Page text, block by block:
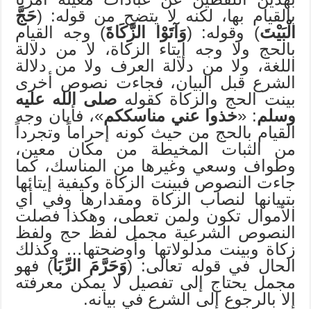
بالقيام بها، لكنه لا يتضح من قوله: (حَجَّ
الْبَيْتَ) وقوله: (وَآتَوْا الزَّكَاةَ) وجه القيام
بالحج ولا وجه إيتاء الزكاة، لا من دلالة
اللغة، ولا من دلالة العرف ولا من دلالة
الشرع قبل البيان، فجاءت نصوص أخرى
بينت الحج والزكاة كقوله صلى الله عليه
وسلم: «خذوا عني مناسككم»، فأبان وجه
القيام بالحج من حيث كونه إحراماً وتجرداً
من الثبات المخيطة من مكان معين،
وطواف وسعي وغيرها من المناسك، كما
جاءت النصوص فبينت الزكاة وكيفية إيتائها
بتبيانها لنصاب الزكاة ومقدارها وفي أي
الأموال تكون ولمن تعطى، وهكذا فصلت
النصوص الشرعية مجمل لفظ حج ولفظ
زكاة وبينت مدلولاتها وأوضحتها… وكذلك
الحال في قوله تعالى: (وَحَرَّمَ الرِّبَا) فهو
مجمل يحتاج إلى تفصيل لا يمكن معرفته
إلا بالرجوع إلى الشرع في بيانه.